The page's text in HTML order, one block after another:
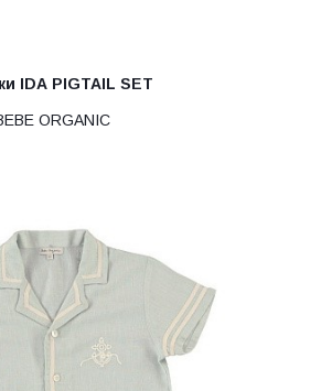
IDA PIGTAIL SET
ORGANIC